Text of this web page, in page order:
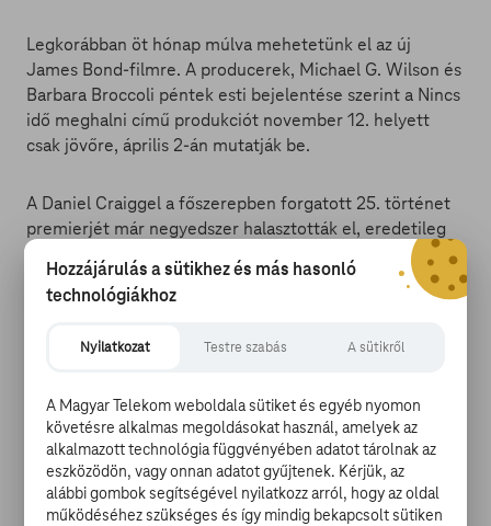
Legkorábban öt hónap múlva mehetetünk el az új
James Bond-filmre. A producerek, Michael G. Wilson és
Barbara Broccoli péntek esti bejelentése szerint a Nincs
idő meghalni című produkciót november 12. helyett
csak jövőre, április 2-án mutatják be.
A Daniel Craiggel a főszerepben forgatott 25. történet
premierjét már negyedszer halasztották el, eredetileg
Az új időpont azt a célt szolgálja, hogy "a filmet szerte a
világon láthassák a mozinézők".
Az újabb halasztást a producerek nem hozták közvetlen
összefüggésbe a koronavírus-járvánnyal, de közismert,
hogy a járványveszély miatt sok országban még zárva
tartanak vagy csak korlátozott kapacitással működnek a
filmszínházak.
Hozzájárulás a sütikhez és más hasonló
technológiákhoz
Nyilatkozat Testre szabás A sütikről
A Magyar Telekom weboldala sütiket és egyéb nyomon
követésre alkalmas megoldásokat használ, amelyek az
alkalmazott technológia függvényében adatot tárolnak az
eszközödön, vagy onnan adatot gyűjtenek. Kérjük, az
alábbi gombok segítségével nyilatkozz arról, hogy az oldal
működéséhez szükséges és így mindig bekapcsolt sütiken